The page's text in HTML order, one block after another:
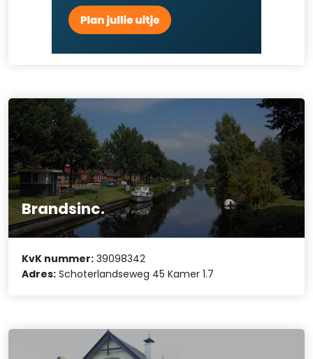
Brandsinc.
KvK nummer: 39098342
Adres: Schoterlandseweg 45 Kamer 1.7